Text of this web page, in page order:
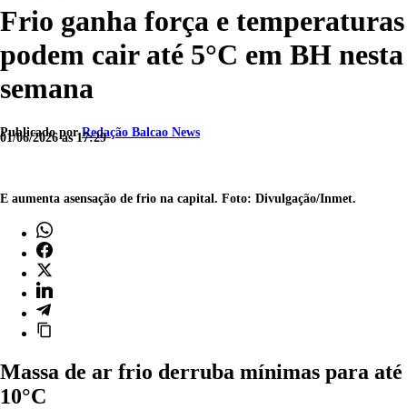
Frio ganha força e temperaturas
podem cair até 5°C em BH nesta
semana
Publicado porRedação Balcao News
01/06/2026 às 17:29
E aumenta asensação de frio na capital. Foto: Divulgação/Inmet.
Massa de ar frio derruba mínimas para até
10°C